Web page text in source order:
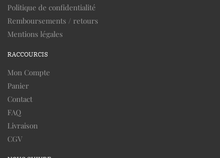
Politique de confidentialité
Remboursements / retours
Mentions légales
RACCOURCIS
Mon Compte
Panier
Contact
FAQ
Livraison
CGV